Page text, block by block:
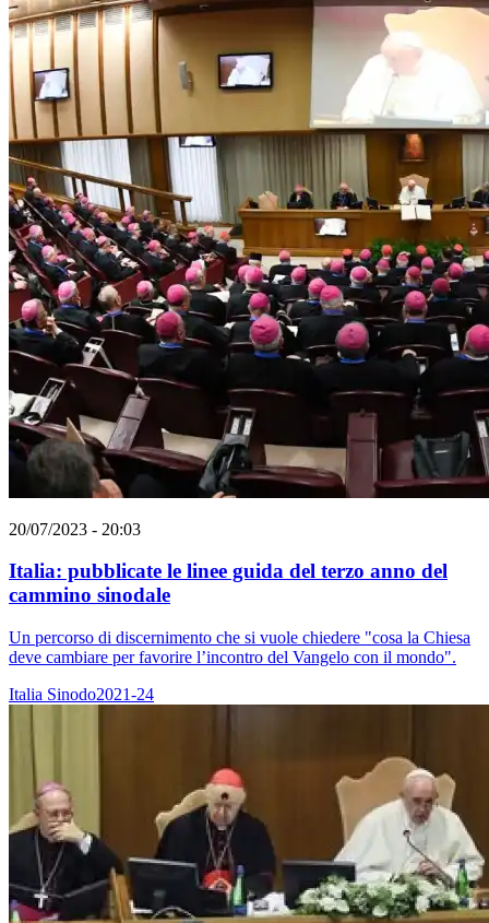
20/07/2023 - 20:03
Italia: pubblicate le linee guida del terzo anno del
cammino sinodale
Un percorso di discernimento che si vuole chiedere "cosa la Chiesa
deve cambiare per favorire l’incontro del Vangelo con il mondo".
Italia Sinodo2021-24